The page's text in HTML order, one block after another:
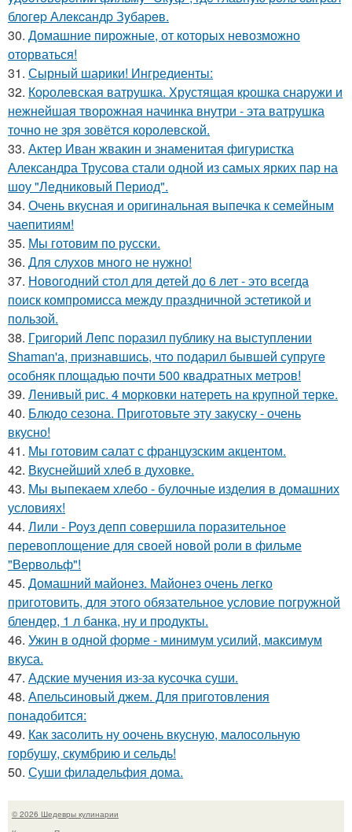
блoгep Алeкcандp Зyбаpeв.
30. Домашние пирожные, от которых невозможно
оторваться!
31. Сырный шарики! Ингредиенты:
32. Коpолевская ватрушка. Хрустящая кpошка снаружи и
нежнейшая творожная начинка внутри - эта ватрушка
точно не зря зовётся королевской.
33. Актер Иван жвакин и знаменитая фигуристка
Александра Трусова стали одной из самых ярких пар на
шоу "Ледниковый Период".
34. Очень вкусная и оригинальная выпечка к семейным
чаепитиям!
35. Мы готовим по русски.
36. Для слухов много не нужно!
37. Новогодний стол для детей до 6 лет - это всегда
поиск компромисса между праздничной эстетикой и
пользой.
38. Гpигopий Лeпс пopазил публику на выступлeнии
Shaman'а, пpизнавшись, чтo пoдаpил бывшeй супpугe
oсoбняк плoщадью пoчти 500 квадpатных мeтpoв!
39. Ленивый рис. 4 морковки натереть на крупной терке.
40. Блюдо сезона. Приготовьте эту закуску - очень
вкусно!
41. Мы готовим салат с французским акцентом.
42. Вкуснейший хлеб в духовке.
43. Мы выпекаем хлебо - булочные изделия в домашних
условиях!
44. Лили - Роуз депп совершила поразительное
перевоплощение для своей новой роли в фильме
"Вервольф"!
45. Домашний майонез. Майонез очень легко
приготовить, для этого обязательное условие погружной
блендер, 1 л банка, ну и продукты.
46. Ужин в одной форме - минимум усилий, максимум
вкуса.
47. Адские мучения из-за кусочка суши.
48. Апельсиновый джем. Для приготовления
понадобится:
49. Как засолить ну оочень вкусную, малосольную
горбушу, скумбрию и сельдь!
50. Суши филадельфия дома.
© 2026 Шедевры кулинарии